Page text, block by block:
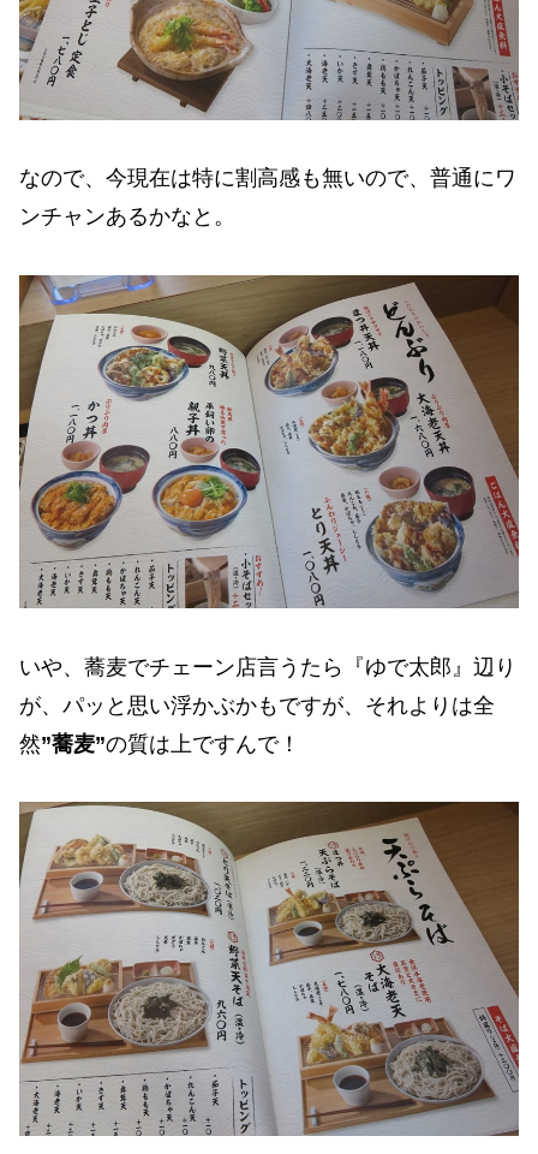
なので、今現在は特に割高感も無いので、普通にワ
ンチャンあるかなと。
いや、蕎麦でチェーン店言うたら『ゆで太郎』辺り
が、パッと思い浮かぶかもですが、それよりは全
然”蕎麦”の質は上ですんで！